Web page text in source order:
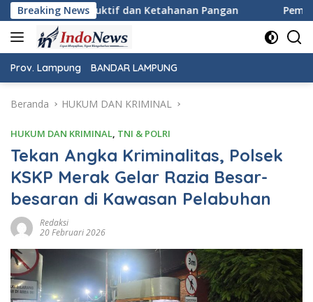
Langsung
ke
konten
Breaking News
Pangan Pemeriksaan Kesehatan Gratis Warnai
Prov. Lampung BANDAR LAMPUNG
Beranda HUKUM DAN KRIMINAL
HUKUM DAN KRIMINAL, TNI & POLRI
Tekan Angka Kriminalitas, Polsek
KSKP Merak Gelar Razia Besar-
besaran di Kawasan Pelabuhan
Redaksi
20 Februari 2026